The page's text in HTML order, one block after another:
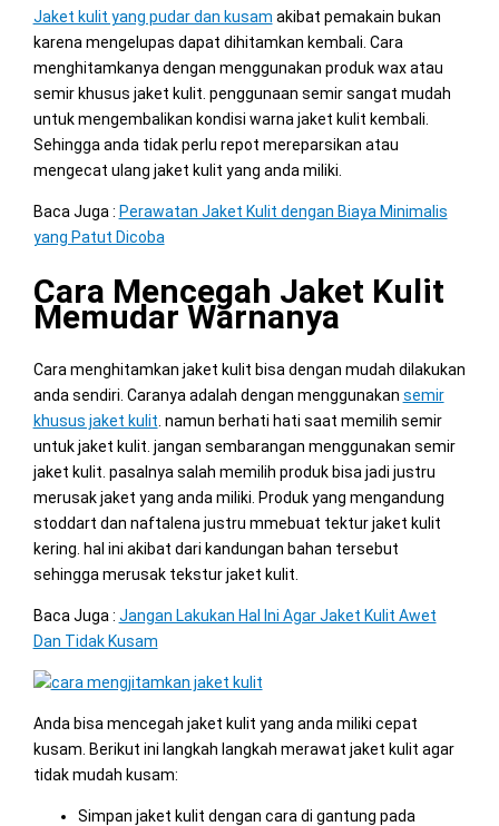
Jaket kulit yang pudar dan kusam akibat pemakain bukan
karena mengelupas dapat dihitamkan kembali. Cara
menghitamkanya dengan menggunakan produk wax atau
semir khusus jaket kulit. penggunaan semir sangat mudah
untuk mengembalikan kondisi warna jaket kulit kembali.
Sehingga anda tidak perlu repot mereparsikan atau
mengecat ulang jaket kulit yang anda miliki.
Baca Juga : Perawatan Jaket Kulit dengan Biaya Minimalis
yang Patut Dicoba
Cara Mencegah Jaket Kulit
Memudar Warnanya
Cara menghitamkan jaket kulit bisa dengan mudah dilakukan
anda sendiri. Caranya adalah dengan menggunakan semir
khusus jaket kulit . namun berhati hati saat memilih semir
untuk jaket kulit. jangan sembarangan menggunakan semir
jaket kulit. pasalnya salah memilih produk bisa jadi justru
merusak jaket yang anda miliki. Produk yang mengandung
stoddart dan naftalena justru mmebuat tektur jaket kulit
kering. hal ini akibat dari kandungan bahan tersebut
sehingga merusak tekstur jaket kulit.
Baca Juga : Jangan Lakukan Hal Ini Agar Jaket Kulit Awet
Dan Tidak Kusam
Anda bisa mencegah jaket kulit yang anda miliki cepat
kusam. Berikut ini langkah langkah merawat jaket kulit agar
tidak mudah kusam:
Simpan jaket kulit dengan cara di gantung pada